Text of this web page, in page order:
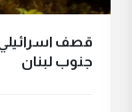
قصف
جنوب لبنان